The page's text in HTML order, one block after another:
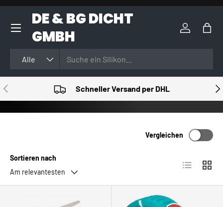
DIREKT ZUM INHALT
DE & BG DICHT
GMBH
Alle
Einloggen
VORHERIGE Schneller Versand per DHL
Sortieren nach
Am relevantesten
Vergleichen